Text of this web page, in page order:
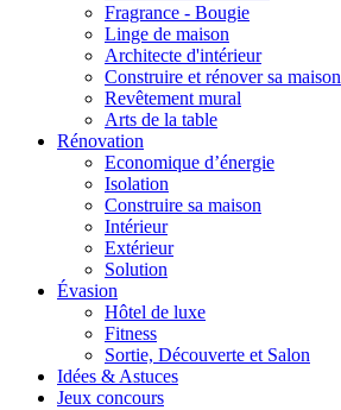
Fragrance - Bougie
Linge de maison
Architecte d'intérieur
Construire et rénover sa maison
Revêtement mural
Arts de la table
Rénovation
Economique d’énergie
Isolation
Construire sa maison
Intérieur
Extérieur
Solution
Évasion
Hôtel de luxe
Fitness
Sortie, Découverte et Salon
Idées & Astuces
Jeux concours